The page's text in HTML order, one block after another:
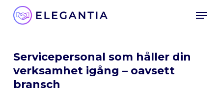
Skip
content
Servicepersonal som håller din
verksamhet igång – oavsett
bransch